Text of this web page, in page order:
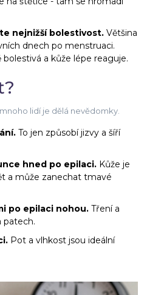
nejnižší bolestivost. Většina
dnech po menstruaci.
a kůže lépe reaguje.
lidí je dělá nevědomky.
To jen způsobí jizvy a šíří
hned po epilaci. Kůže je
a může zanechat tmavé
po epilaci nohou. Tření a
patech.
Pot a vlhkost jsou ideální